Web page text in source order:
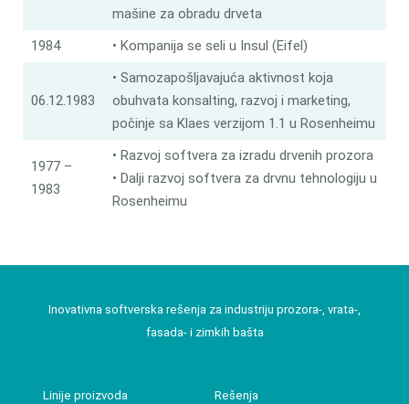
mašine za obradu drveta
1984
• Kompanija se seli u Insul (Eifel)
06.12.1983
• Samozapošljavajuća aktivnost koja
obuhvata konsalting, razvoj i marketing,
počinje sa Klaes verzijom 1.1 u Rosenheimu
1977 –
1983
• Razvoj softvera za izradu drvenih prozora
• Dalji razvoj softvera za drvnu tehnologiju u
Rosenheimu
Inovativna softverska rešenja za industriju prozora-, vrata-,
fasada- i zimkih bašta
Linije proizvoda Rešenja